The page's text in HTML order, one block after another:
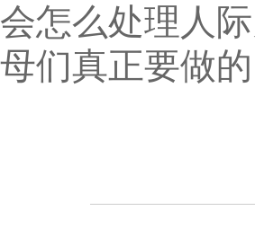
会怎么处理人
母们真正要做